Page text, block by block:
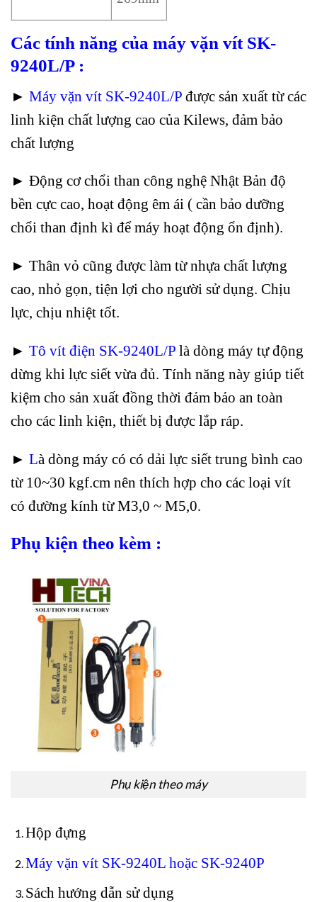
Các tính năng của máy vặn vít SK-
9240L/P :
► Máy vặn vít SK-9240L/P được sản xuất từ các
linh kiện chất lượng cao của Kilews, đảm bảo
chất lượng
► Động cơ chổi than công nghệ Nhật Bản độ
bền cực cao, hoạt động êm ái ( cần bảo dưỡng
chổi than định kì để máy hoạt động ổn định).
► Thân vỏ cũng được làm từ nhựa chất lượng
cao, nhỏ gọn, tiện lợi cho người sử dụng. Chịu
lực, chịu nhiệt tốt.
► Tô vít điện SK-9240L/P là dòng máy tự động
dừng khi lực siết vừa đủ. Tính năng này giúp tiết
kiệm cho sản xuất đồng thời đảm bảo an toàn
cho các linh kiện, thiết bị được lắp ráp.
► Là dòng máy có có dải lực siết trung bình cao
từ 10~30 kgf.cm nên thích hợp cho các loại vít
có đường kính từ M3,0 ~ M5,0.
Phụ kiện theo kèm :
Phụ kiện theo máy
Hộp đựng
Máy vặn vít SK-9240L hoặc SK-9240P
Sách hướng dẫn sử dụng